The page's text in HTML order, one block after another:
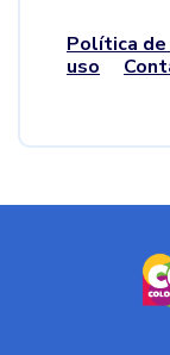
Política de
uso